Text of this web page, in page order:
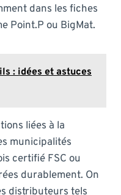
dans les fiches
Point.P ou BigMat.
: idées et astuces
liées à la
municipalités
certifié FSC ou
durablement. On
distributeurs tels